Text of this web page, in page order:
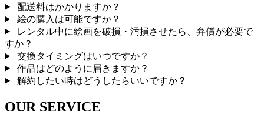
配送料はかかりますか？
絵の購入は可能ですか？
レンタル中に絵画を破損・汚損させたら、弁償が必要で
すか？
交換タイミングはいつですか？
作品はどのように届きますか？
解約したい時はどうしたらいいですか？
OUR SERVICE